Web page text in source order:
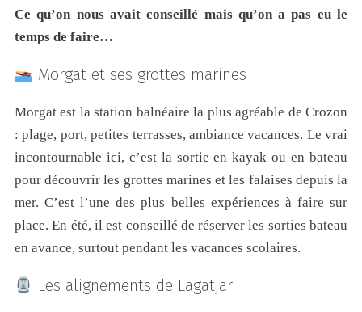
Ce qu’on nous avait conseillé mais qu’on a pas eu le
temps de faire…
Morgat et ses grottes marines
Morgat est la station balnéaire la plus agréable de Crozon
: plage, port, petites terrasses, ambiance vacances. Le vrai
incontournable ici, c’est la sortie en kayak ou en bateau
pour découvrir les grottes marines et les falaises depuis la
mer. C’est l’une des plus belles expériences à faire sur
place. En été, il est conseillé de réserver les sorties bateau
en avance, surtout pendant les vacances scolaires.
Les alignements de Lagatjar